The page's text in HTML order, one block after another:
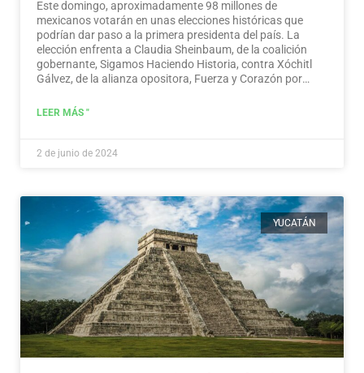
Este domingo, aproximadamente 98 millones de
mexicanos votarán en unas elecciones históricas que
podrían dar paso a la primera presidenta del país. La
elección enfrenta a Claudia Sheinbaum, de la coalición
gobernante, Sigamos Haciendo Historia, contra Xóchitl
Gálvez, de la alianza opositora, Fuerza y Corazón por
Ciudadano, también en la contienda.
LEER MÁS "
2 de junio de 2024
YUCATÁN